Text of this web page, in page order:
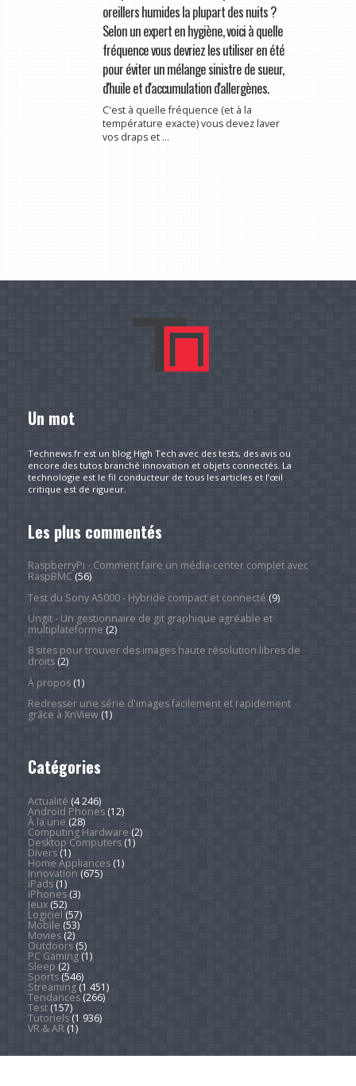
oreillers humides la plupart des nuits ?
Selon un expert en hygiène, voici à quelle
fréquence vous devriez les utiliser en été
pour éviter un mélange sinistre de sueur,
d'huile et d'accumulation d'allergènes.
C'est à quelle fréquence (et à la
température exacte) vous devez laver
vos draps et ...
Un mot
Technews.fr est un blog High Tech avec des tests, des avis ou
encore des tutos branché innovation et objets connectés. La
technologie est le fil conducteur de tous les articles et l’œil
critique est de rigueur.
Les plus commentés
RaspberryPi - Comment faire un média-center complet avec
RaspBMC(56)
Test du Sony A5000 - Hybride compact et connecté (9)
Ungit - Un gestionnaire de git graphique agréable et
multiplateforme (2)
8 sites pour trouver des images haute résolution libres de
droits(2)
À propos(1)
Redresser une série d'images facilement et rapidement
grâce à XnView(1)
Catégories
Actualité (4 246)
Android Phones(12)
À la une (28)
Computing Hardware (2)
Desktop Computers(1)
Divers(1)
Home Appliances(1)
Innovation (675)
iPads(1)
iPhones(3)
Jeux(52)
Logiciel (57)
Mobile (53)
Movies(2)
Outdoors(5)
PC Gaming(1)
Sleep (2)
Sports(546)
Streaming(1 451)
Tendances(266)
Test(157)
Tutoriels(1 936)
VR & AR(1)